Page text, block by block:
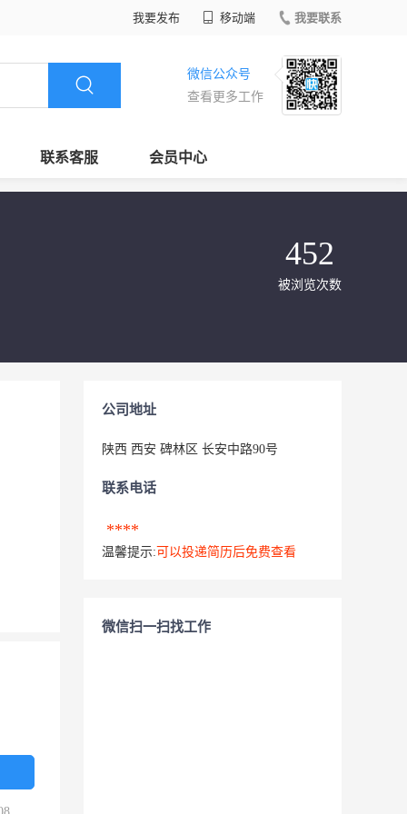
我要发布 移动端 我要联系
微信公众号
查看更多工作
联系客服 会员中心
452
被浏览次数
公司地址
陕西 西安 碑林区 长安中路90号
联系电话
****
温馨提示: 可以投递简历后免费查看
微信扫一扫找工作